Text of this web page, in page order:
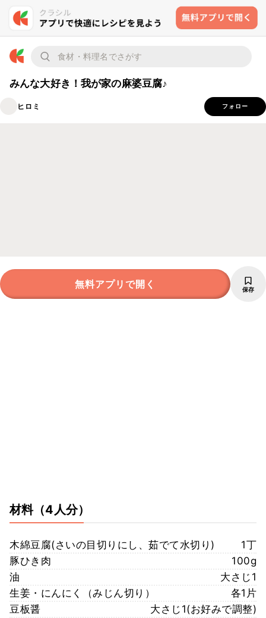
みんな大好き！我が家の麻婆豆腐♪
ヒロミ フォロー
無料アプリで開く 保存
材料（4人分）
木綿豆腐(さいの目切りにし、茹でて水切り)
1丁
豚ひき肉
100g
油
大さじ1
生姜・にんにく（みじん切り）
各1片
豆板醤
大さじ1(お好みで調整)